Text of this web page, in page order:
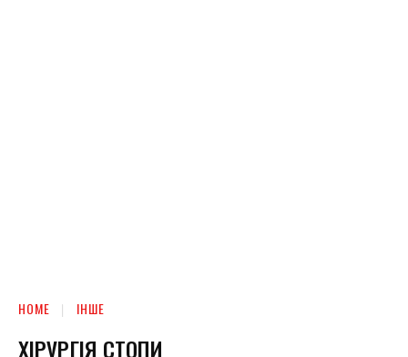
HOME ІНШЕ
ХІРУРГІЯ СТОПИ